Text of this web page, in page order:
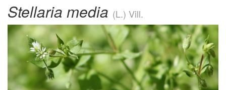
Stellaria media (L.) Vill.